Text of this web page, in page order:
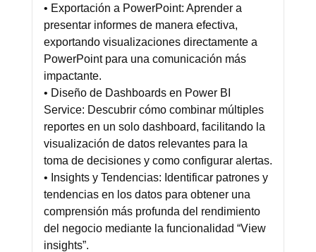
• Exportación a PowerPoint: Aprender a
presentar informes de manera efectiva,
exportando visualizaciones directamente a
PowerPoint para una comunicación más
impactante.
• Diseño de Dashboards en Power BI
Service: Descubrir cómo combinar múltiples
reportes en un solo dashboard, facilitando la
visualización de datos relevantes para la
toma de decisiones y como configurar alertas.
• Insights y Tendencias: Identificar patrones y
tendencias en los datos para obtener una
comprensión más profunda del rendimiento
del negocio mediante la funcionalidad “View
insights”.